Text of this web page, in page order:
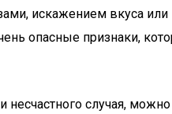
искажением вкуса
опасные признаки,
случая,